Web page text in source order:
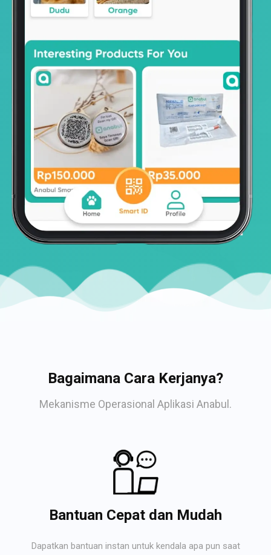
Bagaimana Cara Kerjanya?
Mekanisme Operasional Aplikasi Anabul.
Bantuan Cepat dan Mudah
Dapatkan bantuan instan untuk kendala apa pun saat